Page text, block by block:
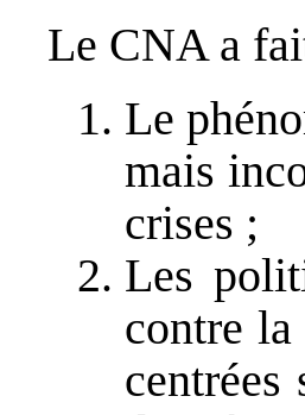
Le CNA a
Le
mais
crises ;
Les
contre
centrées